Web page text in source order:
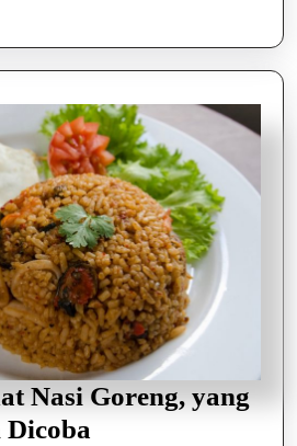
Nasi Goreng, yang